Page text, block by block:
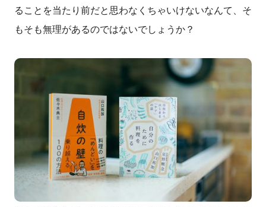
ることを当たり前だと思わなくちゃいけないなんて、そ
もそも無理があるのではないでしょうか？